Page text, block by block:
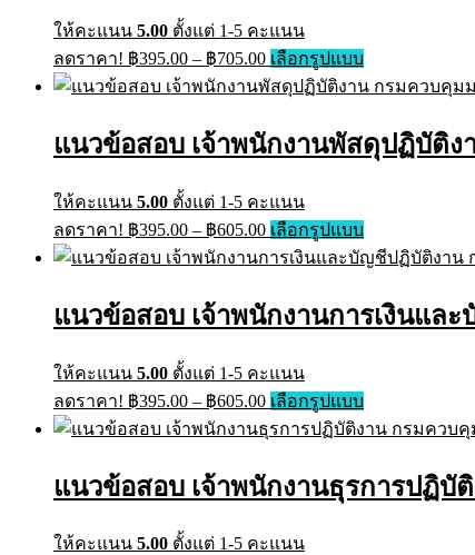
chosen
on
page
ให้คะแนน 5.00 ตั้งแต่ 1-5 คะแนน
ลดราคา! ฿395.00 – ฿705.00Price
range:
฿395.00
฿705.00
เลือกรูปแบบThis
product
has
variants.
The
chosen
on
the
page
แนวข้อสอบ เจ้าพนักงานพัสดุปฏิบัติง
ให้คะแนน 5.00 ตั้งแต่ 1-5 คะแนน
ลดราคา! ฿395.00 – ฿605.00Price
range:
฿395.00
฿605.00
เลือกรูปแบบThis
product
has
variants.
The
chosen
on
page
แนวข้อสอบ เจ้าพนักงานการเงินแล
ให้คะแนน 5.00 ตั้งแต่ 1-5 คะแนน
ลดราคา! ฿395.00 – ฿605.00Price
range:
฿395.00
฿605.00
เลือกรูปแบบThis
product
has
variants.
The
แนวข้อสอบ เจ้าพนักงานธุรการปฏิบั
ให้คะแนน 5.00 ตั้งแต่ 1-5 คะแนน